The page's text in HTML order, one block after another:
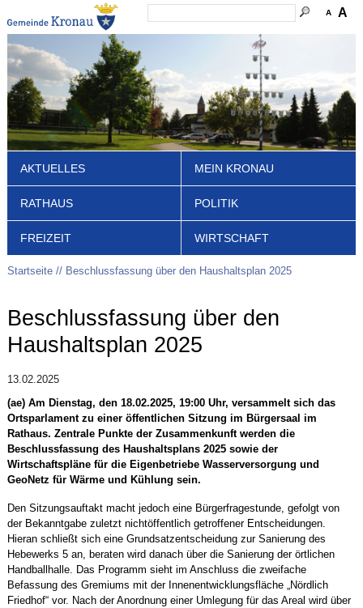
A A
AKTUELLES MEIN KRONAU
RATHAUS POLITIK
FREIZEIT WIRTSCHAFT
Startseite Beschlussfassung über den Haushaltsplan 2025
Beschlussfassung über den
Haushaltsplan 2025
13.02.2025
(ae) Am Dienstag, den 18.02.2025, 19:00 Uhr, versammelt sich das
Ortsparlament zu einer öffentlichen Sitzung im Bürgersaal im
Rathaus. Zentrale Punkte der Zusammenkunft werden die
Beschlussfassung des Haushaltsplans 2025 sowie der
Wirtschaftspläne für die Eigenbetriebe Wasserversorgung und
GeoNetz für Wärme und Kühlung sein.
Den Sitzungsauftakt macht jedoch eine Bürgerfragestunde, gefolgt von
der Bekanntgabe zuletzt nichtöffentlich getroffener Entscheidungen.
Hieran schließt sich eine Grundsatzentscheidung zur Sanierung des
Hebewerks 5 an, beraten wird danach über die Sanierung der örtlichen
Handballhalle. Das Programm sieht im Anschluss die zweifache
Befassung des Gremiums mit der Innenentwicklungsfläche „Nördlich
Friedhof“ vor. Nach der Anordnung einer Umlegung für das Areal wird über